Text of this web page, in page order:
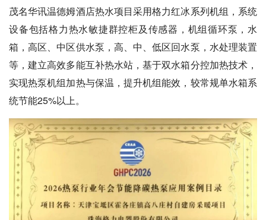
茂名华讯温德姆酒店热水项目采用格力红冰系列机组，系统
设备包括格力热水敏捷群控柜及传感器，机组循环泵，水
箱，高区、中区供水泵，高、中、低区回水泵，水处理装置
等，建立高效多能互补热水站，基于双水箱分控加热技术，
实现热泵机组加热与保温，提升机组能效，较常规单水箱系
统节能25%以上。